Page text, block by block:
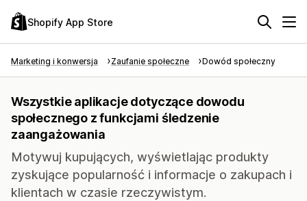
Shopify App Store
Marketing i konwersja Zaufanie społeczne Dowód społeczny
Wszystkie aplikacje dotyczące dowodu
społecznego z funkcjami śledzenie
zaangażowania
Motywuj kupujących, wyświetlając produkty
zyskujące popularność i informacje o zakupach i
klientach w czasie rzeczywistym.